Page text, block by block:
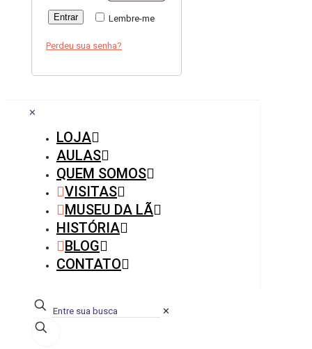
Lembre-me
Entrar
Perdeu sua senha?
✕
LOJA
AULAS
QUEM SOMOS
VISITAS
MUSEU DA LÃ
HISTÓRIA
BLOG
CONTATO
✕